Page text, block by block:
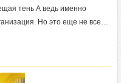
тень А ведь именно
Но это еще не все…